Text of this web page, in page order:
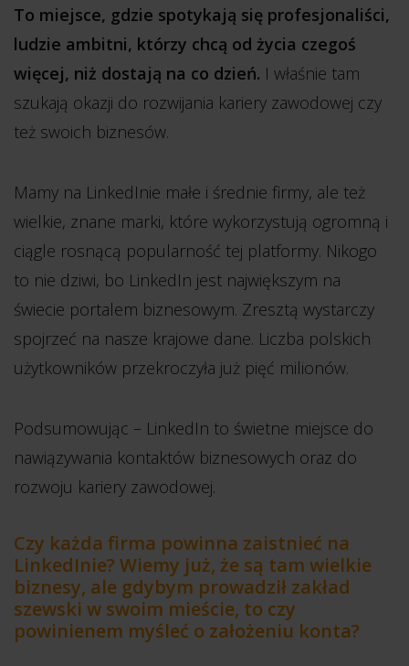
To miejsce, gdzie spotykają się profesjonaliści,
ludzie ambitni, którzy chcą od życia czegoś
więcej, niż dostają na co dzień. I właśnie tam
szukają okazji do rozwijania kariery zawodowej czy
też swoich biznesów.
Mamy na LinkedInie małe i średnie firmy, ale też
wielkie, znane marki, które wykorzystują ogromną i
ciągle rosnącą popularność tej platformy. Nikogo
to nie dziwi, bo LinkedIn jest największym na
świecie portalem biznesowym. Zresztą wystarczy
spojrzeć na nasze krajowe dane. Liczba polskich
użytkowników przekroczyła już pięć milionów.
Podsumowując – LinkedIn to świetne miejsce do
nawiązywania kontaktów biznesowych oraz do
rozwoju kariery zawodowej.
Czy każda firma powinna zaistnieć na
LinkedInie? Wiemy już, że są tam wielkie
biznesy, ale gdybym prowadził zakład
szewski w swoim mieście, to czy
powinienem myśleć o założeniu konta?